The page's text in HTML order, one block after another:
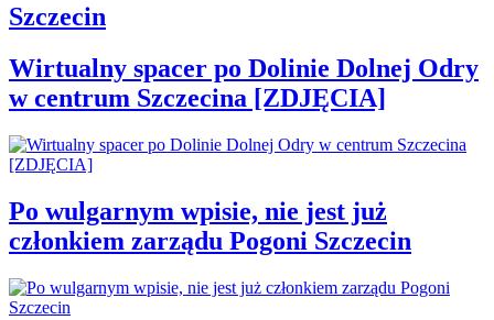
Szczecin
Wirtualny spacer po Dolinie Dolnej Odry
w centrum Szczecina [ZDJĘCIA]
Po wulgarnym wpisie, nie jest już
członkiem zarządu Pogoni Szczecin